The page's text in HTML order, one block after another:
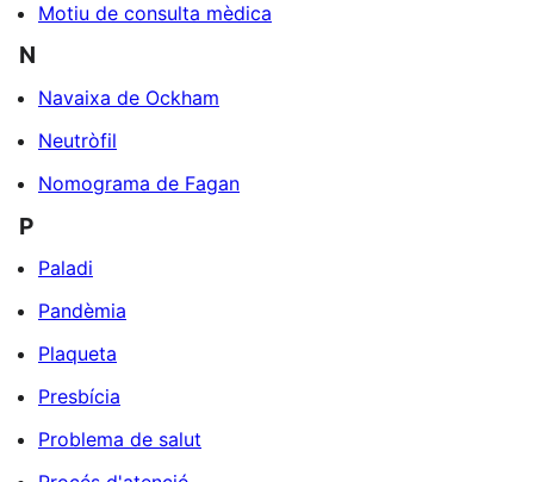
Motiu de consulta mèdica
N
Navaixa de Ockham
Neutròfil
Nomograma de Fagan
P
Paladi
Pandèmia
Plaqueta
Presbícia
Problema de salut